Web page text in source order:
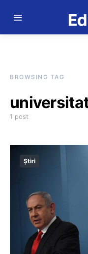
BROWSING TAG
1 post
Știri